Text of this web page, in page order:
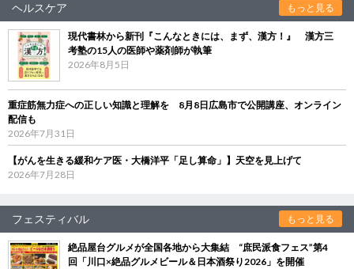
ヘルスケア もっと見る
現代書林から新刊『こんなときには、まず、漢方！』 漢方三
考塾の15人の医師や薬剤師が執筆
2026年8月5日
重症筋無力症への正しい知識と理解を 8月8日広島市で公開講座、オンライン
配信も
2026年7月31日
【がんを生きる緩和ケア医・大橋洋平「足し算命」】天空を見上げて
2026年7月28日
フェスティバル もっと見る
絶品屋台グルメが全国各地から大集結 “庶民派食フェス”第4
回「川口×絶品グルメビール＆日本酒祭り2026」を開催